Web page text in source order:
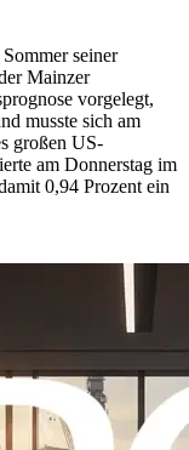
seiner
Mainzer
vorgelegt,
musste sich am
großen US-
am Donnerstag im
0,94 Prozent ein